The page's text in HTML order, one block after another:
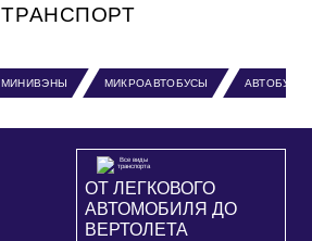
ТРАНСПОРТ
МИНИВЭНЫ МИКРОАВТОБУСЫ АВТОБУСЫ
ОТ ЛЕГКОВОГО
АВТОМОБИЛЯ ДО
ВЕРТОЛЕТА